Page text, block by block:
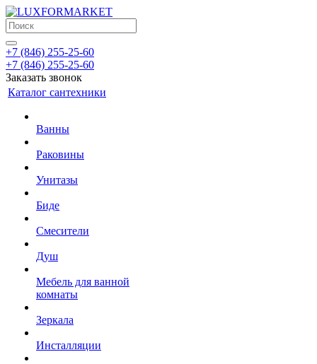
+7 (846) 255-25-60
+7 (846) 255-25-60
Заказать звонок
Каталог сантехники
Ванны
Раковины
Унитазы
Биде
Смесители
Душ
Мебель для ванной
комнаты
Зеркала
Инсталляции